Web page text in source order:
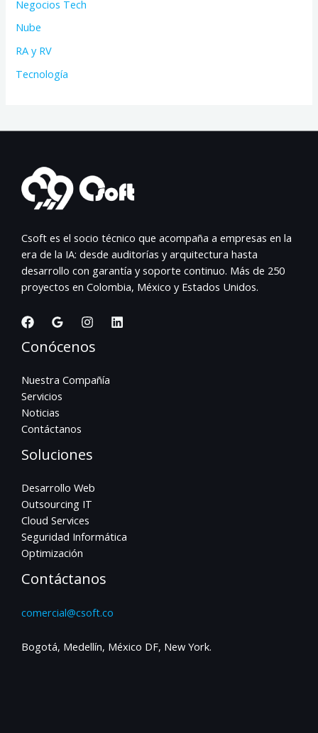
Negocios Tech
Nube
RA y RV
Tecnología
Csoft es el socio técnico que acompaña a empresas en la
era de la IA: desde auditorías y arquitectura hasta
desarrollo con garantía y soporte continuo. Más de 250
proyectos en Colombia, México y Estados Unidos.
Conócenos
Nuestra Compañía
Servicios
Noticias
Contáctanos
Soluciones
Desarrollo Web
Outsourcing IT
Cloud Services
Seguridad Informática
Optimización
Contáctanos
comercial@csoft.co
Bogotá, Medellín, México DF, New York.